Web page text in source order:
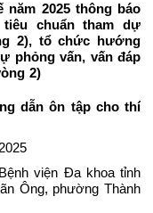
2025 thông báo
chuẩn tham dự
2), tổ chức hướng
phỏng vấn, vấn đáp
2)
dẫn ôn tập cho thí
viện Đa khoa tỉnh
Ông, phường Thành